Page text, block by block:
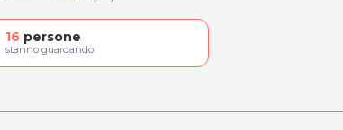
16 persone
stanno guardando